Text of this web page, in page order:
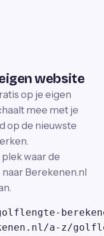
website
op je eigen
mee met je
op de nieuwste
waar de
Berekenen.nl
a-z/